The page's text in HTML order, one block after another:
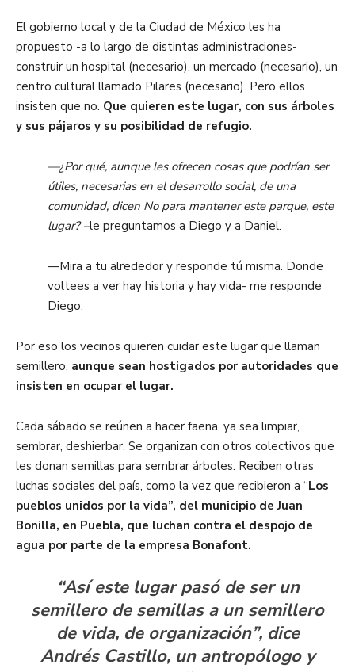
El gobierno local y de la Ciudad de México les ha
propuesto -a lo largo de distintas administraciones-
construir un hospital (necesario), un mercado (necesario), un
centro cultural llamado Pilares (necesario). Pero ellos
insisten que no. Que quieren este lugar, con sus árboles
y sus pájaros y su posibilidad de refugio.
—¿Por qué, aunque les ofrecen cosas que podrían ser
útiles, necesarias en el desarrollo social, de una
comunidad, dicen No para mantener este parque, este
lugar? –le preguntamos a Diego y a Daniel.
—Mira a tu alrededor y responde tú misma. Donde
voltees a ver hay historia y hay vida- me responde
Diego.
Por eso los vecinos quieren cuidar este lugar que llaman
semillero, aunque sean hostigados por autoridades que
insisten en ocupar el lugar.
Cada sábado se reúnen a hacer faena, ya sea limpiar,
sembrar, deshierbar. Se organizan con otros colectivos que
les donan semillas para sembrar árboles. Reciben otras
luchas sociales del país, como la vez que recibieron a “Los
pueblos unidos por la vida”, del municipio de Juan
Bonilla, en Puebla, que luchan contra el despojo de
agua por parte de la empresa Bonafont.
“Así este lugar pasó de ser un
semillero de semillas a un semillero
de vida, de organización”, dice
Andrés Castillo, un antropólogo y